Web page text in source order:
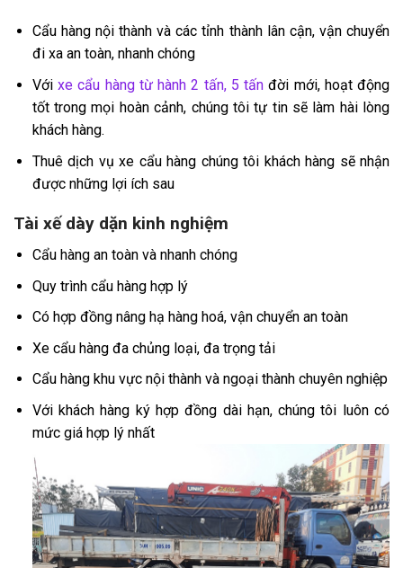
Cẩu hàng nội thành và các tỉnh thành lân cận, vận chuyển
đi xa an toàn, nhanh chóng
Vớixe cẩu hàng từ hành 2 tấn, 5 tấn đời mới, hoạt động
tốt trong mọi hoàn cảnh, chúng tôi tự tin sẽ làm hài lòng
khách hàng.
Thuê dịch vụ xe cẩu hàng chúng tôi khách hàng sẽ nhận
được những lợi ích sau
Tài xế dày dặn kinh nghiệm
Cẩu hàng an toàn và nhanh chóng
Quy trình cẩu hàng hợp lý
Có hợp đồng nâng hạ hàng hoá, vận chuyển an toàn
Xe cẩu hàng đa chủng loại, đa trọng tải
Cẩu hàng khu vực nội thành và ngoại thành chuyên nghiệp
Với khách hàng ký hợp đồng dài hạn, chúng tôi luôn có
mức giá hợp lý nhất